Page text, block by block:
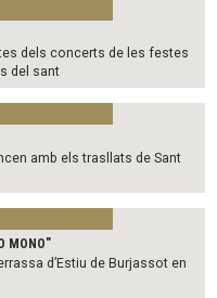
dels concerts de les festes
del sant
amb els trasllats de Sant
MONO"
d’Estiu de Burjassot en